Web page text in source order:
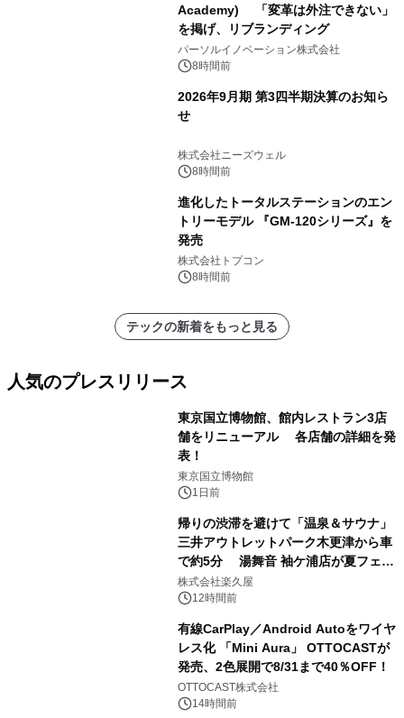
Academy) 「変革は外注できない」
を掲げ、リブランディング
パーソルイノベーション株式会社
8時間前
2026年9月期 第3四半期決算のお知ら
せ
株式会社ニーズウェル
8時間前
進化したトータルステーションのエン
トリーモデル 『GM-120シリーズ』を
発売
株式会社トプコン
8時間前
テックの新着をもっと見る
人気のプレスリリース
東京国立博物館、館内レストラン3店
舗をリニューアル 各店舗の詳細を発
表！
東京国立博物館
1日前
帰りの渋滞を避けて「温泉＆サウナ」
三井アウトレットパーク木更津から車
で約5分 湯舞音 袖ケ浦店が夏フェア
メニューを提供
株式会社楽久屋
12時間前
有線CarPlay／Android Autoをワイヤ
レス化 「Mini Aura」 OTTOCASTが
発売、2色展開で8/31まで40％OFF！
OTTOCAST株式会社
14時間前